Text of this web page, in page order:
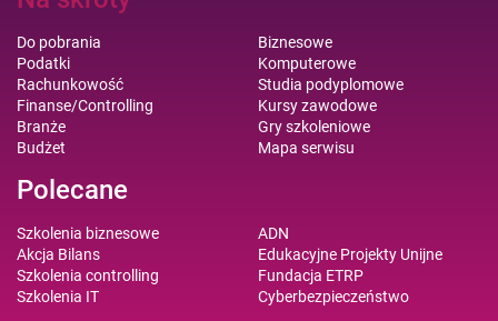
Do pobrania
Podatki
Rachunkowość
Finanse/Controlling
Branże
Budżet
Biznesowe
Komputerowe
Studia podyplomowe
Kursy zawodowe
Gry szkoleniowe
Mapa serwisu
Polecane
Szkolenia biznesowe
Akcja Bilans
Szkolenia controlling
Szkolenia IT
ADN
Edukacyjne Projekty Unijne
Fundacja ETRP
Cyberbezpieczeństwo